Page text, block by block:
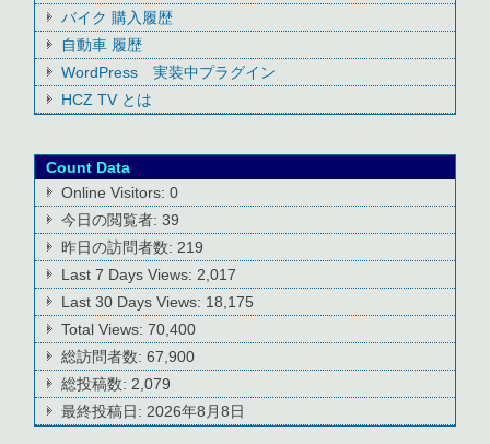
バイク 購入履歴
自動車 履歴
WordPress 実装中プラグイン
HCZ TV とは
Count Data
Online Visitors:0
今日の閲覧者:39
昨日の訪問者数: 219
Last 7 Days Views: 2,017
Last 30 Days Views: 18,175
Total Views:70,400
総訪問者数:67,900
総投稿数: 2,079
最終投稿日: 2026年8月8日